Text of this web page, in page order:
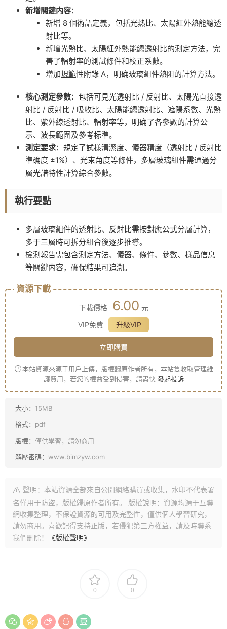
新增關鍵内容：
新增 8 個術語定義，包括光熱比、太陽紅外熱能總透
射比等。
新增光熱比、太陽紅外熱能總透射比的測定方法，完
善了輻射率的測試條件和校正系數。
增加規範性附錄 A，明确玻璃組件熱阻的計算方法。
核心測定參數：包括可見光透射比 / 反射比、太陽光直接透
射比 / 反射比 / 吸收比、太陽能總透射比、遮陽系數、光熱
比、紫外線透射比、輻射率等，明确了各參數的計算公
示、波長範圍及參考标準。
測定要求：規定了試樣清潔度、儀器精度（透射比 / 反射比
準确度 ±1%）、光束角度等條件，多層玻璃組件需通過分
層光譜特性計算綜合參數。
執行要點
多層玻璃組件的透射比、反射比需按對應公式分層計算，
多于三層時可拆分組合後逐步推導。
檢測報告需包含測定方法、儀器、條件、參數、樣品信息
等關鍵内容，确保結果可追溯。
資源下載
下載價格 6.00 元
VIP免費
升級VIP
立即購買
本站資源來源于用戶上傳，版權歸原作者所有，本站隻收取管理維
護費用，若您的權益受到侵害，請盡快 發起投訴
大小： 15MB
格式： pdf
版權： 僅供學習，請勿商用
解壓密碼： www.bimzyw.com
聲明：本站資源全部來自公開網絡購買或收集，水印不代表署
名僅用于防盜，版權歸原作者所有。 版權說明：資源均源于互聯
網收集整理，不保證資源的可用及完整性，僅供個人學習研究，
請勿商用。喜歡記得支持正版，若侵犯第三方權益，請及時聯系
我們删除！
《版權聲明》
0 0